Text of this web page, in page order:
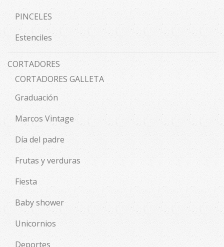
PINCELES
Estenciles
CORTADORES
CORTADORES GALLETA
Graduación
Marcos Vintage
Día del padre
Frutas y verduras
Fiesta
Baby shower
Unicornios
Deportes